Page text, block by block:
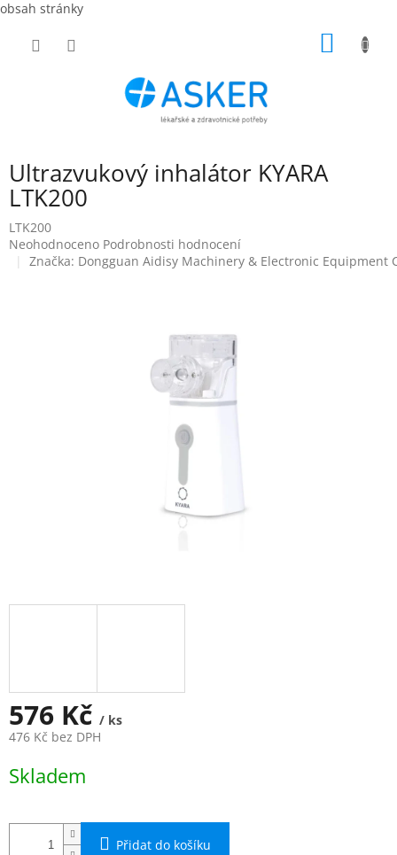
obsah stránky
Ultrazvukový inhalátor KYARA
LTK200
LTK200
Průměrné
hodnocení
Neohodnoceno Podrobnosti hodnocení
Značka: Dongguan Aidisy Machinery & Electronic Equipment
576 Kč / ks
476 Kč bez DPH
cena:
Skladem
Přidat do košíku